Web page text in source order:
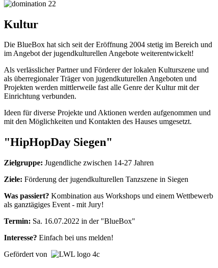
Kultur
Die BlueBox hat sich seit der Eröffnung 2004 stetig im Bereich und
im Angebot der jugendkulturellen Angebote weiterentwickelt!
Als verlässlicher Partner und Förderer der lokalen Kulturszene und
als überregionaler Träger von jugendkuturellen Angeboten und
Projekten werden mittlerweile fast alle Genre der Kultur mit der
Einrichtung verbunden.
Ideen für diverse Projekte und Aktionen werden aufgenommen und
mit den Möglichkeiten und Kontakten des Hauses umgesetzt.
"HipHopDay Siegen"
Zielgruppe: Jugendliche zwischen 14-27 Jahren
Ziele: Förderung der jugendkulturellen Tanzszene in Siegen
Was passiert? Kombination aus Workshops und einem Wettbewerb
als ganztägiges Event - mit Jury!
Termin: Sa. 16.07.2022 in der "BlueBox"
Interesse? Einfach bei uns melden!
Gefördert von